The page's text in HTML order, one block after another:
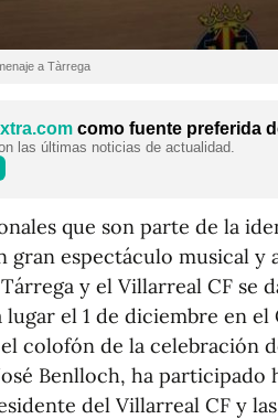
a Tàrrega
como fuente preferida
las últimas noticias de actualidad.
que son parte de la
gran espectáculo musical
y el Villarreal CF se
el 1 de diciembre en
colofón de la celebración
Benlloch, ha participado
del Villarreal CF y